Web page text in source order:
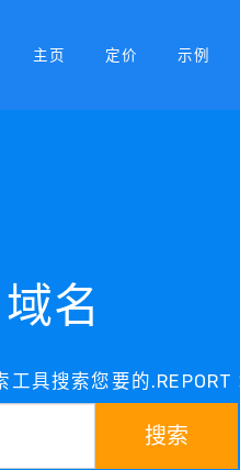
主页 定价 示例
名
具搜索您要的.REPORT
搜索